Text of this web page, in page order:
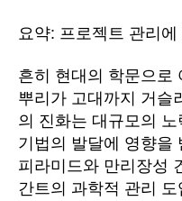
요약: 프로젝트 관리
흔히 현대의 학문으로
뿌리가 고대까지 거슬
의 진화는 대규모의
기법의 발달에 영향을
피라미드와 만리장성
간트의 과학적 관리